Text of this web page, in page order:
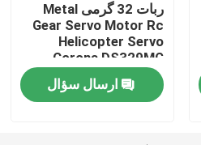
ربات 32 گرمی Metal
Gear Servo Motor Rc
Helicopter Servo
Corona DS329MG
ارسال سؤال